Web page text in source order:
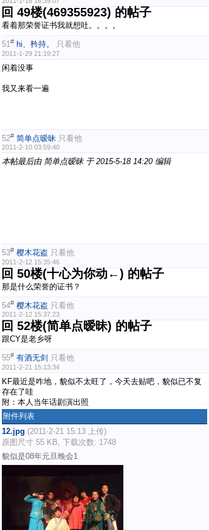
回 49楼(469355923) 的帖子
看着那荣誉证书我就想吐。。。。
51# hi、矜持。 只看他
2011-1-29 21:19:27
闲着没事
我又来看一遍
52# 简单点暧昧 只看他
2011-2-10 03:59:40
本帖最后由 简单点暧昧 于 2015-5-18 14:20 编辑
53# 樱木花盗 只看他
2011-2-12 15:35:46
回 50楼(十心为你动←) 的帖子
那是什么荣誉的证书？
54# 樱木花盗 只看他
2011-2-12 15:37:23
回 52楼(简单点暧昧) 的帖子
跟CY是老乡呀
55# 有酒无剑 只看他
2011-2-21 15:13:34
KF最近是咋地，貌似不太旺了，今天去贴吧，貌似已不复
存在了哇
附：本人当年话剧演出照
附件列表
12.jpg (2011-2-21 15:13 上传)
原图尺寸 55 KB, 下载次数: 1748
貌似是08年元旦晚会1